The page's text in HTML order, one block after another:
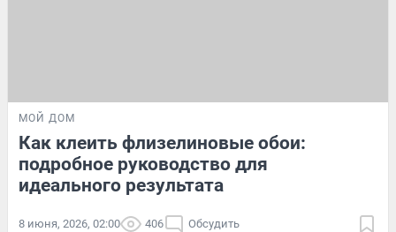
МОЙ ДОМ
Как клеить флизелиновые обои:
подробное руководство для
идеального результата
8 июня, 2026, 02:00 406 Обсудить